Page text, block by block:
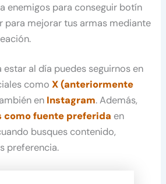
enemigos para conseguir botín
para mejorar tus armas mediante
estar al día puedes seguirnos en
comoX (anteriormente
en Instagram. Además,
como fuente preferida en
busques contenido,
preferencia.